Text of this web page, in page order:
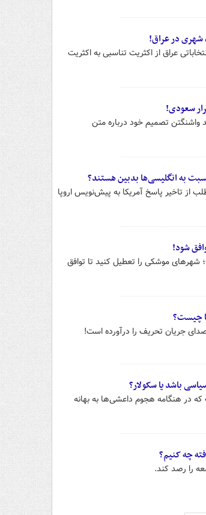
شهری در عراق!
عراق از اکثریت تناسبی به اکثریت
سعودی!
واشنگتن تصمیم خود درباره متن
به انگلیسی‌ها بدبین هستند؟
از تاخیر پاسخ آمریکا به پیش‌نویس اروپا
شود!
شهرهای موشکی را تعطیل کنید تا توافق
چیست؟
جریان تحریف را درآورده است!
باشد یا سکولار؟
در هنگامه هجوم داعشی‌ها به بهانه
چه کنیم؟
را رصد کند.